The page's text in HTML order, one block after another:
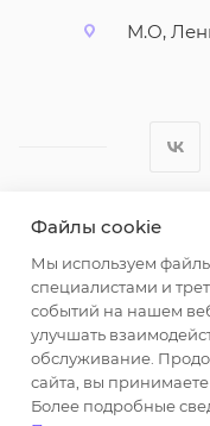
М.О,
2026 ©
Любая
характер и не
определяемой
Гражданского
Использование
на https://opt-
Файлы cookie
Мы используем
специалистами и
событий на нашем
улучшать
обслуживание.
сайта, вы принимаете
Более подробные